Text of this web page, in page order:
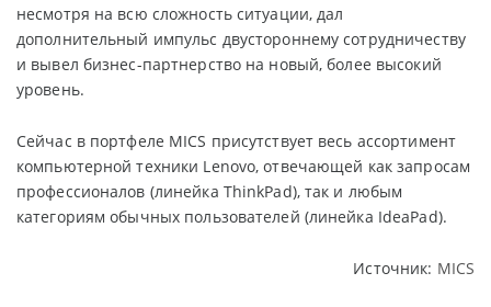
несмотря на всю сложность ситуации, дал
дополнительный импульс двустороннему сотрудничеству
и вывел бизнес-партнерство на новый, более высокий
уровень.
Сейчас в портфеле MICS присутствует весь ассортимент
компьютерной техники Lenovo, отвечающей как запросам
профессионалов (линейка ThinkPad), так и любым
категориям обычных пользователей (линейка IdeaPad).
Источник: MICS